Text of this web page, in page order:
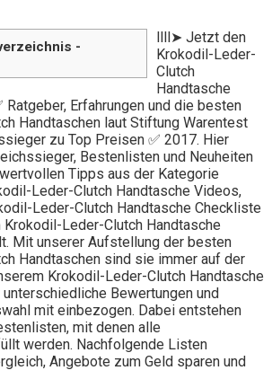
-
llll➤ Jetzt den
Krokodil-Leder-
Clutch
Handtasche
Erfahrungen und die besten
Handtaschen laut Stiftung Warentest
zu Top Preisen ✅ 2017. Hier
Bestenlisten und Neuheiten
Tipps aus der Kategorie
Leder-Clutch Handtasche Videos,
Leder-Clutch Handtasche Checkliste
Leder-Clutch Handtasche
Mit unserer Aufstellung der besten
Handtaschen sind sie immer auf der
Krokodil-Leder-Clutch Handtasche
Bewertungen und
mit einbezogen. Dabei entstehen
mit denen alle
werden. Nachfolgende Listen
Angebote zum Geld sparen und